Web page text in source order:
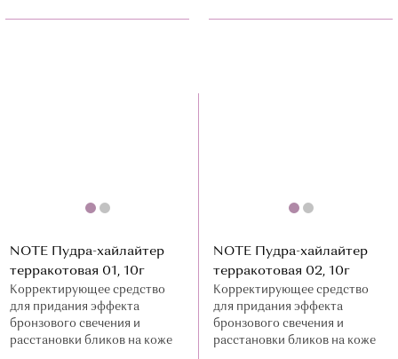
NOTE Пудра-хайлайтер
терракотовая 01, 10г
Корректирующее средство
для придания эффекта
бронзового свечения и
расстановки бликов на коже
NOTE Пудра-хайлайтер
терракотовая 02, 10г
Корректирующее средство
для придания эффекта
бронзового свечения и
расстановки бликов на коже